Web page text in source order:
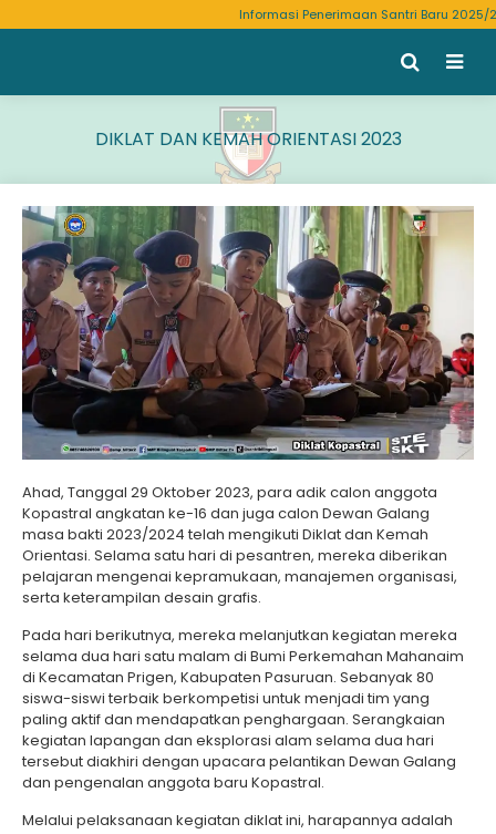
Informasi Penerimaan Santri Baru
DIKLAT DAN KEMAH ORIENTASI 2023
Ahad, Tanggal 29 Oktober 2023, para adik calon anggota
Kopastral angkatan ke-16 dan juga calon Dewan Galang
masa bakti 2023/2024 telah mengikuti Diklat dan Kemah
Orientasi. Selama satu hari di pesantren, mereka diberikan
pelajaran mengenai kepramukaan, manajemen organisasi,
serta keterampilan desain grafis.
Pada hari berikutnya, mereka melanjutkan kegiatan mereka
selama dua hari satu malam di Bumi Perkemahan Mahanaim
di Kecamatan Prigen, Kabupaten Pasuruan. Sebanyak 80
siswa-siswi terbaik berkompetisi untuk menjadi tim yang
paling aktif dan mendapatkan penghargaan. Serangkaian
kegiatan lapangan dan eksplorasi alam selama dua hari
tersebut diakhiri dengan upacara pelantikan Dewan Galang
dan pengenalan anggota baru Kopastral.
Melalui pelaksanaan kegiatan diklat ini, harapannya adalah